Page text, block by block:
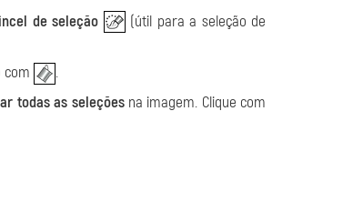
de seleção
(útil para a seleção de
com
.
todas as seleçõesna imagem. Clique com